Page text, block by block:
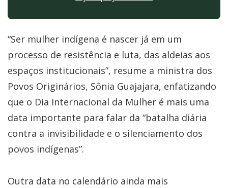
“Ser mulher indígena é nascer já em um
processo de resistência e luta, das aldeias aos
espaços institucionais”, resume a ministra dos
Povos Originários, Sônia Guajajara, enfatizando
que o Dia Internacional da Mulher é mais uma
data importante para falar da “batalha diária
contra a invisibilidade e o silenciamento dos
povos indígenas”.
Outra data no calendário ainda mais